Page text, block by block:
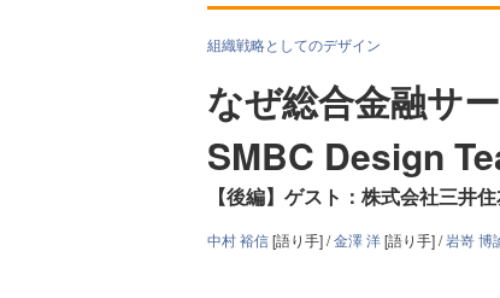
組織戦略としてのデザイン
なぜ総合金融サ
SMBC Design
【後編】ゲスト：株式会社三井
中村 裕信[語り手] /金澤 洋[語り手] /岩嵜 博